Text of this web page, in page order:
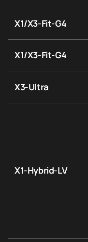
X1/X3-Fit-G4
X1/X3-Fit-G4
X3-Ultra
X1-Hybrid-LV